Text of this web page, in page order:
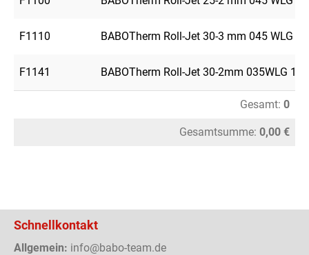
F1110 BABOTherm Roll-Jet 30-3 mm 045 WLG
F1141 BABOTherm Roll-Jet 30-2mm 035WLG 10
Gesamt: 0
Gesamtsumme: 0,00 €
Schnellkontakt
Allgemein: info@babo-team.de